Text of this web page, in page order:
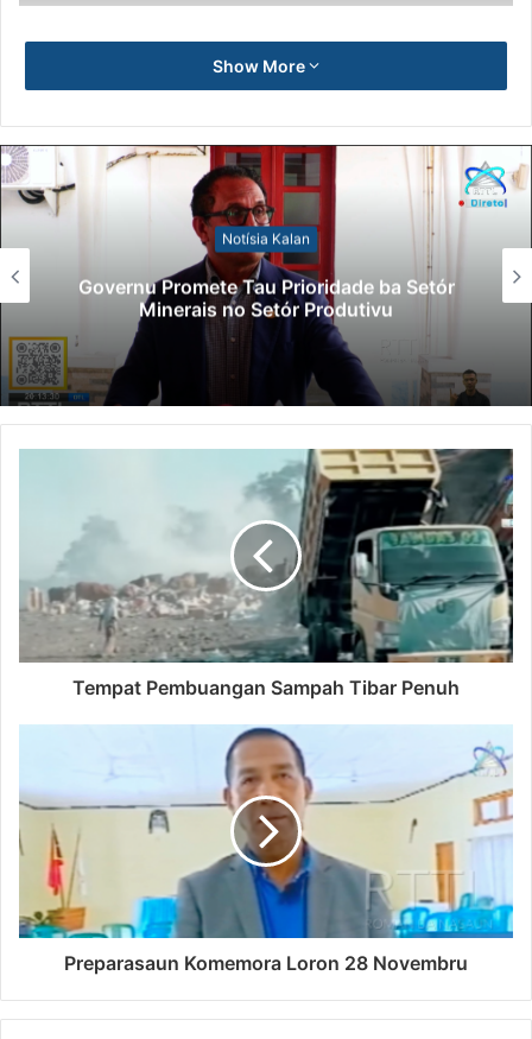
Show More
Notísia Kalan
Governu Promete Tau Prioridade ba Setór
Minerais no Setór Produtivu
Tempat Pembuangan Sampah Tibar Penuh
Preparasaun Komemora Loron 28 Novembru